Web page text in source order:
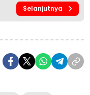
Selanjutnya